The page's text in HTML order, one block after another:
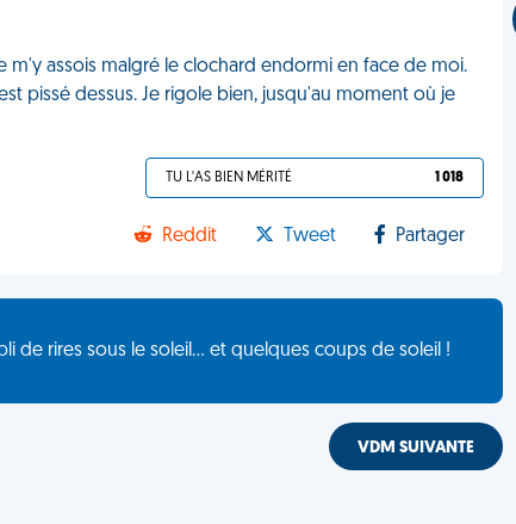
m'y assois malgré le clochard endormi en face de moi.
pissé dessus. Je rigole bien, jusqu'au moment où je
TU L'AS BIEN MÉRITÉ 1 018
Reddit Tweet Partager
de rires sous le soleil... et quelques coups de soleil !
VDM SUIVANTE